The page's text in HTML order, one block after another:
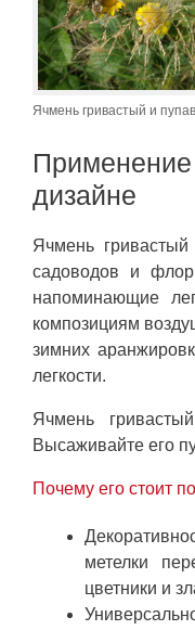
Ячмень гривастый и
дизайне
Ячмень
садоводов и
напоминающие
композициям
зимних
легкости.
Ячмень
Высаживайте его
Почему его стоит
метелки
цветники и